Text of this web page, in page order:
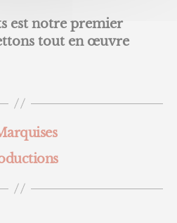
est notre premier
tout en œuvre